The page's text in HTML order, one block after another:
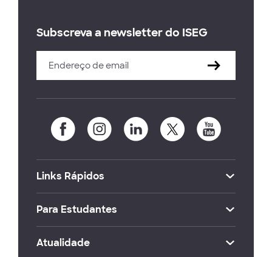
Subscreva a newsletter do ISEG
Links Rápidos
Para Estudantes
Atualidade